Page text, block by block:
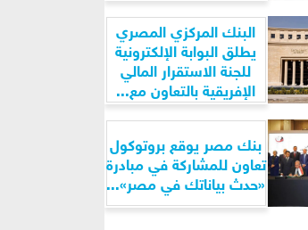
البنك المركزي المصري
يطلق البوابة الإلكترونية
للجنة الاستقرار المالي
الإفريقية بالتعاون مع...
بنك مصر يوقع بروتوكول
تعاون للمشاركة في مبادرة
«حدث بياناتك في مصر»...